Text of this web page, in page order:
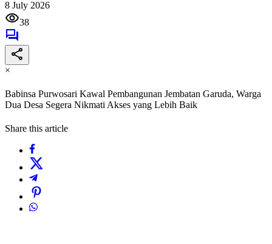
8 July 2026
38
×
Babinsa Purwosari Kawal Pembangunan Jembatan Garuda, Warga
Dua Desa Segera Nikmati Akses yang Lebih Baik
Share this article